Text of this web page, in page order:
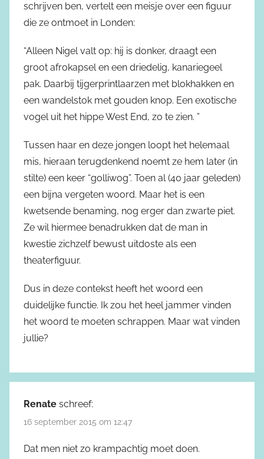
schrijven ben, vertelt een meisje over een figuur
die ze ontmoet in Londen:
“Alleen Nigel valt op: hij is donker, draagt een
groot afrokapsel en een driedelig, kanariegeel
pak. Daarbij tijgerprintlaarzen met blokhakken en
een wandelstok met gouden knop. Een exotische
vogel uit het hippe West End, zo te zien. ”
Tussen haar en deze jongen loopt het helemaal
mis, hieraan terugdenkend noemt ze hem later (in
stilte) een keer “golliwog”. Toen al (40 jaar geleden)
een bijna vergeten woord. Maar het is een
kwetsende benaming, nog erger dan zwarte piet.
Ze wil hiermee benadrukken dat de man in
kwestie zichzelf bewust uitdoste als een
theaterfiguur.
Dus in deze contekst heeft het woord een
duidelijke functie. Ik zou het heel jammer vinden
het woord te moeten schrappen. Maar wat vinden
jullie?
Renate schreef:
16 september 2015 om 12:47
Dat men niet zo krampachtig moet doen.